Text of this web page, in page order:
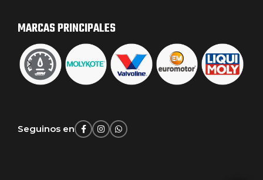
MARCAS PRINCIPALES
Seguinos en